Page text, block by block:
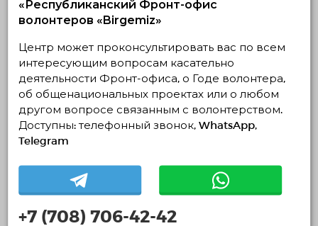
Социальное волонтерство
Жасмина Абдиламитова
0 месяцев
«Республиканский Фронт-офис
волонтеров «Birgemiz»
Центр может проконсультировать вас по всем
интересующим вопросам касательно
деятельности Фронт-офиса, о Годе волонтера,
об общенациональных проектах или о любом
другом вопросе связанным с волонтерством.
Доступны: телефонный звонок, WhatsApp,
Telegram
+7 (708) 706-42-42